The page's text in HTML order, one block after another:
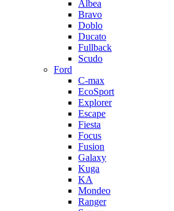
Albea
Bravo
Doblo
Ducato
Fullback
Scudo
Ford
C-max
EcoSport
Explorer
Escape
Fiesta
Focus
Fusion
Galaxy
Kuga
KA
Mondeo
Ranger